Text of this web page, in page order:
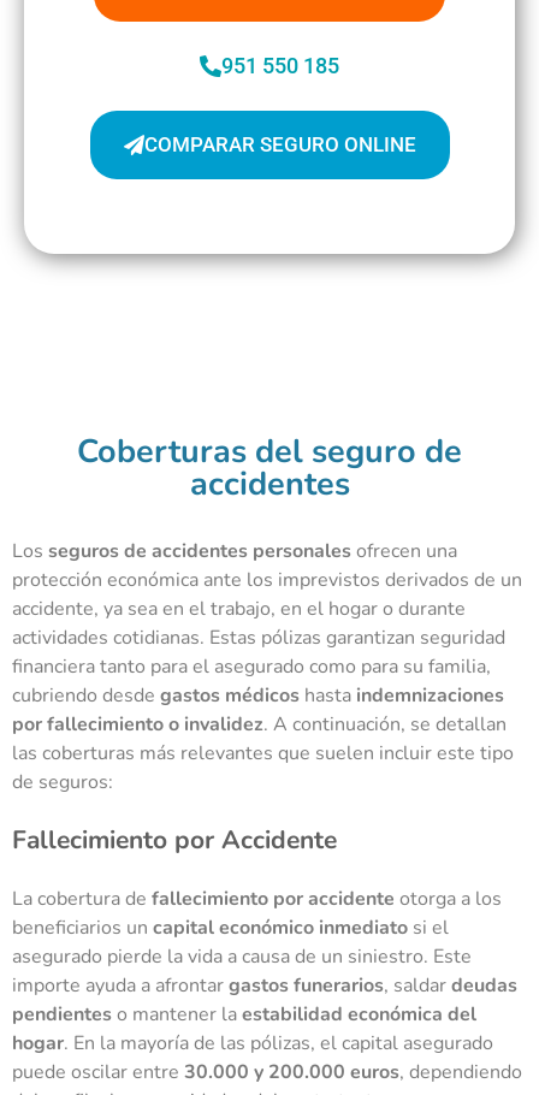
951 550 185
COMPARAR SEGURO ONLINE
Coberturas del seguro de
accidentes
Los seguros de accidentes personalesofrecen una
protección económica ante los imprevistos derivados de un
accidente, ya sea en el trabajo, en el hogar o durante
actividades cotidianas. Estas pólizas garantizan seguridad
financiera tanto para el asegurado como para su familia,
cubriendo desde gastos médicos hasta indemnizaciones
por fallecimiento o invalidez. A continuación, se detallan
las coberturas más relevantes que suelen incluir este tipo
de seguros:
Fallecimiento por Accidente
La cobertura de fallecimiento por accidente otorga a los
beneficiarios un capital económico inmediato si el
asegurado pierde la vida a causa de un siniestro. Este
importe ayuda a afrontargastos funerarios, saldardeudas
pendienteso mantener laestabilidad económica del
hogar. En la mayoría de las pólizas, el capital asegurado
puede oscilar entre 30.000 y 200.000 euros, dependiendo